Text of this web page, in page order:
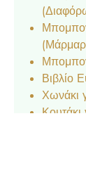
Βιβλίο
Χωνάκι
Κουτάκι